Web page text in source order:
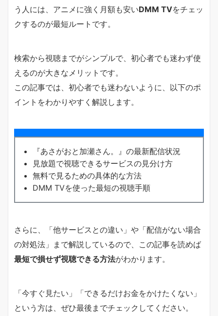
う人には、アニメに強く月額も安いDMM TVをチェッ
クするのが最短ルートです。
検索から視聴までがシンプルで、初心者でも迷わず使
えるのが大きなメリットです。
この記事では、初心者でも迷わないように、以下のポ
イントをわかりやすく解説します。
『あさがおと加瀬さん。』の最新配信状況
見放題で視聴できるサービスの見分け方
無料で見るための具体的な方法
DMM TVを使った最短の視聴手順
さらに、「他サービスとの違い」や「配信がない場合
の対処法」まで解説しているので、この記事を読めば
最短で損せず視聴できる方法がわかります。
「今すぐ見たい」「できるだけお金をかけたくない」
という方は、ぜひ最後までチェックしてください。